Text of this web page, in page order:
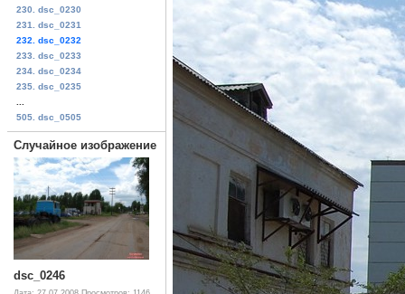
230. dsc_0230
231. dsc_0231
232. dsc_0232
233. dsc_0233
234. dsc_0234
235. dsc_0235
505. dsc_0505
Случайное изображение
dsc_0246